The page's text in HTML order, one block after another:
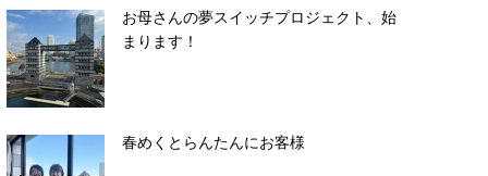
お母さんの夢スイッチプロジェクト、始
まります！
春めくとらんたんにお客様